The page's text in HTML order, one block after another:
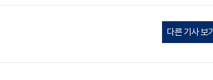
다른 기사 보기